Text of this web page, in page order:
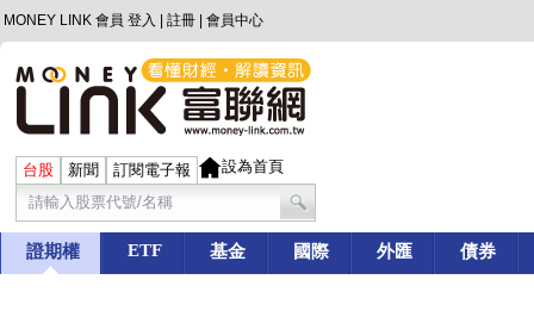
MONEY LINK 會員 登入 註冊 會員中心
台股 新聞 訂閱電子報 設為首頁
證期權 ETF 基金 國際 外匯 債券